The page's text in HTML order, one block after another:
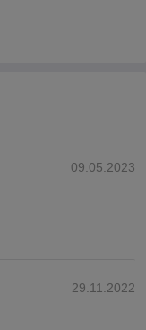
09.05.2023
29.11.2022